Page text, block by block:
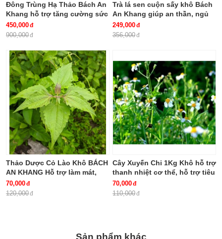
Đông Trùng Hạ Thảo Bách An
Khang hỗ trợ tăng cường sức
khỏe, giảm mệt mỏi (hộp 30
viên)
450,000
900,000
Trà lá sen cuộn sấy khô Bách
An Khang giúp an thần, ngủ
ngon
249,000
356,000
Thảo Dược Cỏ Lào Khô BÁCH
AN KHANG Hỗ trợ làm mát,
giảm viêm, hỗ trợ tiêu hóa
70,000
120,000
Cây Xuyến Chi 1Kg Khô hỗ trợ
thanh nhiệt cơ thể, hỗ trợ tiêu
hóa BÁCH AN KHANG
70,000
110,000